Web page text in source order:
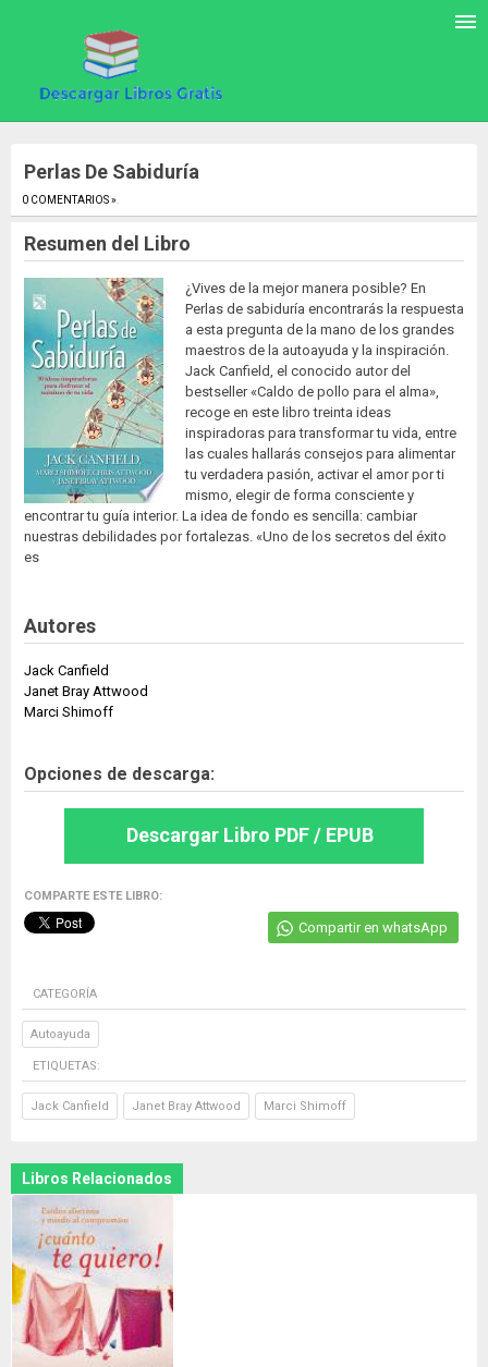
Perlas De Sabiduría
0 COMENTARIOS ».
Resumen del Libro
¿Vives de la mejor manera posible? En
Perlas de sabiduría encontrarás la respuesta
a esta pregunta de la mano de los grandes
maestros de la autoayuda y la inspiración.
Jack Canfield, el conocido autor del
bestseller «Caldo de pollo para el alma»,
recoge en este libro treinta ideas
inspiradoras para transformar tu vida, entre
las cuales hallarás consejos para alimentar
tu verdadera pasión, activar el amor por ti
mismo, elegir de forma consciente y
encontrar tu guía interior. La idea de fondo es sencilla: cambiar
nuestras debilidades por fortalezas. «Uno de los secretos del éxito
es
Autores
Jack Canfield
Janet Bray Attwood
Marci Shimoff
Opciones de descarga:
Descargar Libro PDF / EPUB
COMPARTE ESTE LIBRO:
Compartir en whatsApp
CATEGORÍA
Autoayuda
ETIQUETAS:
Jack Canfield Janet Bray Attwood Marci Shimoff
Libros Relacionados